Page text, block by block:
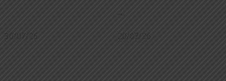
...
30/07/26 20/07/26